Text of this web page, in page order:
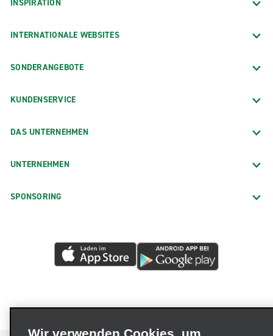
INSPIRATION
INTERNATIONALE WEBSITES
SONDERANGEBOTE
KUNDENSERVICE
DAS UNTERNEHMEN
UNTERNEHMEN
SPONSORING